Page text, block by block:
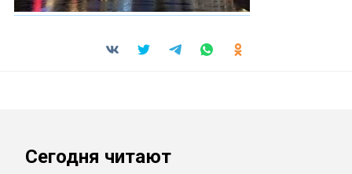
Сегодня читают